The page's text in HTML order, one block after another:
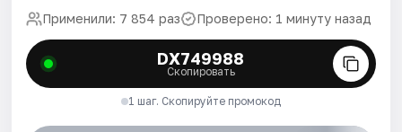
Применили: 7 854 раз Проверено: 1 минуту назад
DX749988
Скопировать
1 шаг. Скопируйте промокод